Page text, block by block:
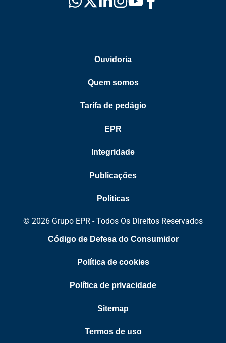
Ouvidoria
Quem somos
Tarifa de pedágio
EPR
Integridade
Publicações
Políticas
© 2026 Grupo EPR - Todos Os Direitos Reservados
Código de Defesa do Consumidor
Política de cookies
Política de privacidade
Sitemap
Termos de uso